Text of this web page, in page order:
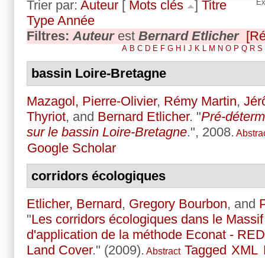
Trier par: Auteur [ Mots clés ] Titre
Type Année
Filtres:Auteurest Bernard Etlicher
A B C D E F G H J K L M N O P Q R S
bassin Loire-Bretagne
Mazagol, Pierre-Olivier, Rémy Martin,
Thyriot, and Bernard Etlicher. "Pré-
sur le bassin Loire-Bretagne.", 2008.
Google Scholar
corridors écologiques
Etlicher, Bernard, Gregory Bourbon, and
"Les corridors écologiques dans le
d'application de la méthode Econat -
Land Cover." (2009). Abstract Tagged XML